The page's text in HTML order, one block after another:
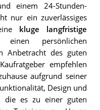
einem 24-Stunden-
nur ein zuverlässiges
kluge langfristige
persönlichen
Anbetracht des guten
empfehlen
aufgrund seiner
Design und
die es zu einer guten